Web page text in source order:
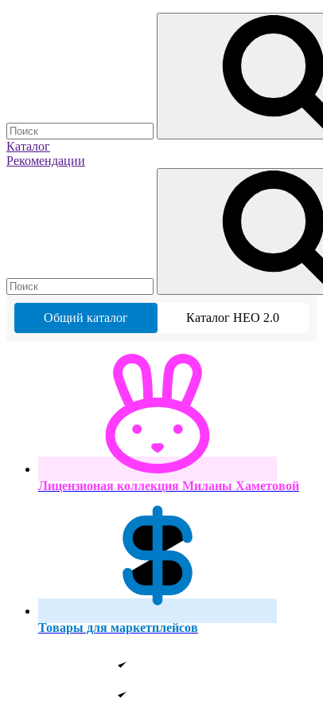
Каталог
Рекомендации
Общий каталог Каталог НЕО 2.0
Лицензионая коллекция Миланы Хаметовой
Товары для маркетплейсов